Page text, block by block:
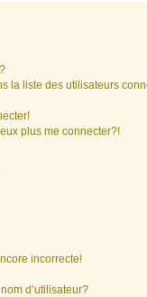
la liste des utilisateurs
plus me connecter?!
incorrecte!
d’utilisateur?